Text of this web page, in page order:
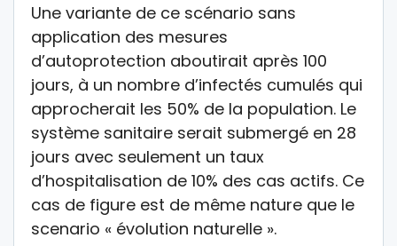
Une variante de ce scénario sans
application des mesures
d’autoprotection aboutirait après 100
jours, à un nombre d’infectés cumulés qui
approcherait les 50% de la population. Le
système sanitaire serait submergé en 28
jours avec seulement un taux
d’hospitalisation de 10% des cas actifs. Ce
cas de figure est de même nature que le
scenario « évolution naturelle ».